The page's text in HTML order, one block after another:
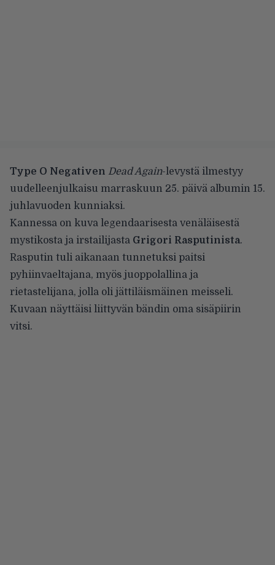
Type O Negativen Dead Again-levystä ilmestyy
uudelleenjulkaisu marraskuun 25. päivä albumin 15.
juhlavuoden kunniaksi.
Kannessa on kuva legendaarisesta venäläisestä
mystikosta ja irstailijasta Grigori Rasputinista.
Rasputin tuli aikanaan tunnetuksi paitsi
pyhiinvaeltajana, myös juoppolallina ja
rietastelijana, jolla oli jättiläismäinen meisseli.
Kuvaan näyttäisi liittyvän bändin oma sisäpiirin
vitsi.